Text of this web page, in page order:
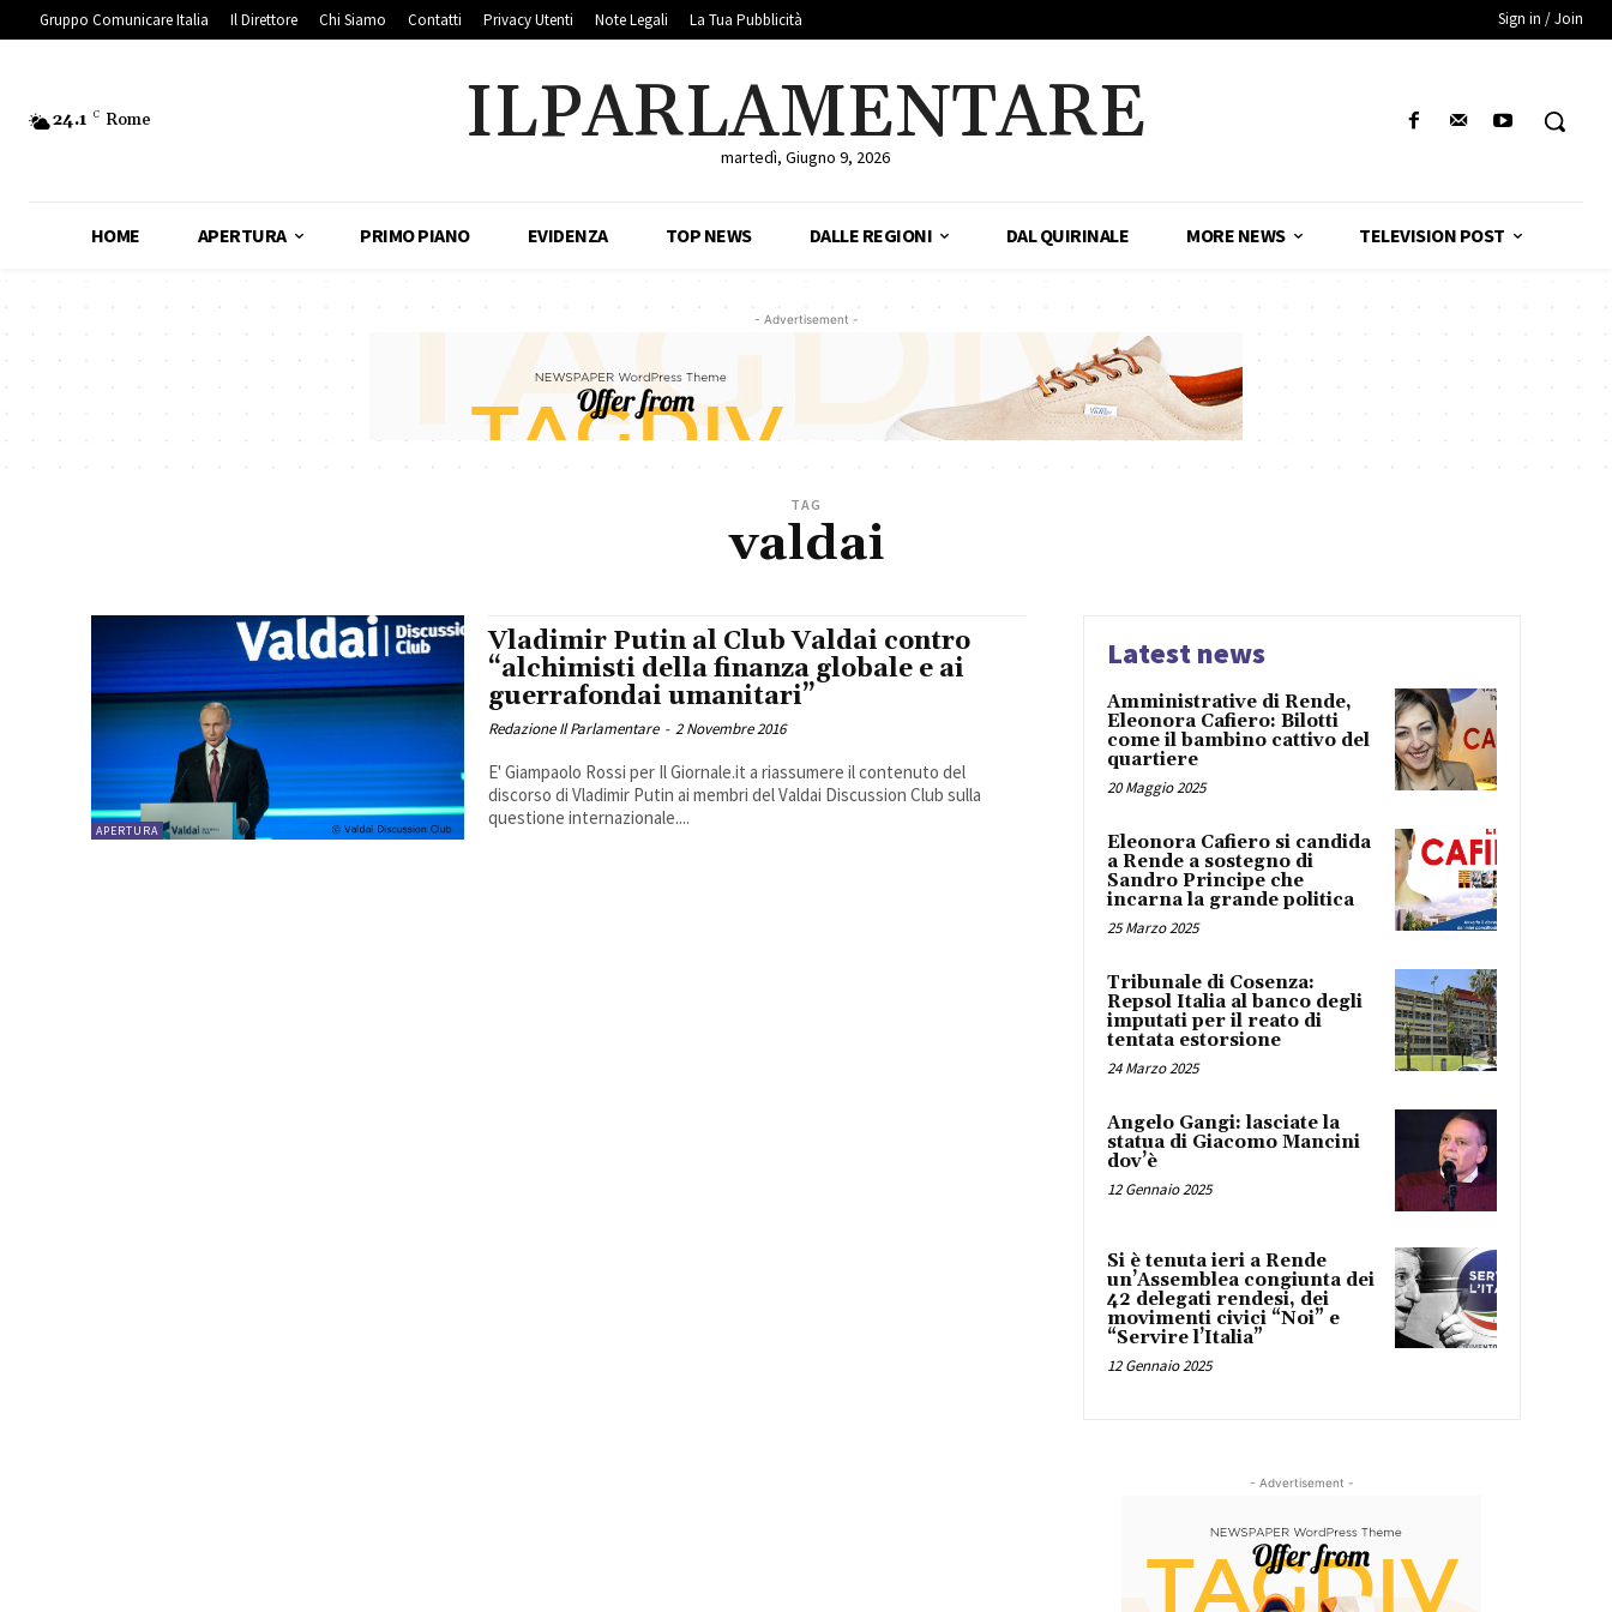
Gruppo Comunicare Italia Il Direttore Chi Siamo Contatti Privacy Utenti Note Legali La Tua Pubblicità Sign in / Join
24.1 C Rome ILPARLAMENTARE
martedì, Giugno 9, 2026
HOME APERTURA PRIMO PIANO EVIDENZA TOP NEWS DALLE REGIONI DAL QUIRINALE MORE NEWS TELEVISION POST
- Advertisement -
TAG
valdai
APERTURA
Vladimir Putin al Club Valdai contro
“alchimisti della finanza globale e ai
guerrafondai umanitari”
Redazione Il Parlamentare - 2 Novembre 2016
E' Giampaolo Rossi per Il Giornale.it a riassumere il contenuto del
discorso di Vladimir Putin ai membri del Valdai Discussion Club sulla
questione internazionale....
Latest news
Amministrative di Rende,
Eleonora Cafiero: Bilotti
come il bambino cattivo del
quartiere
20 Maggio 2025
Eleonora Cafiero si candida
a Rende a sostegno di
Sandro Principe che
incarna la grande politica
25 Marzo 2025
Tribunale di Cosenza:
Repsol Italia al banco degli
imputati per il reato di
tentata estorsione
24 Marzo 2025
Angelo Gangi: lasciate la
statua di Giacomo Mancini
dov’è
12 Gennaio 2025
Si è tenuta ieri a Rende
un’Assemblea congiunta dei
42 delegati rendesi, dei
movimenti civici “Noi” e
“Servire l’Italia”
12 Gennaio 2025
- Advertisement -